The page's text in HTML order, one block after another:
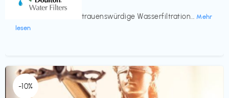
Seit 200 Jahren vertrauenswürdige Wasserfiltration... Mehr
lesen
-10%